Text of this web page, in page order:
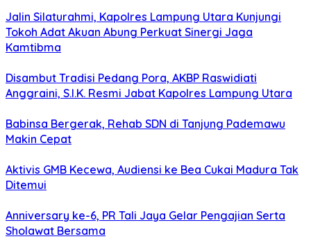
Jalin Silaturahmi, Kapolres Lampung Utara Kunjungi
Tokoh Adat Akuan Abung Perkuat Sinergi Jaga
Kamtibma
Disambut Tradisi Pedang Pora, AKBP Raswidiati
Anggraini, S.I.K. Resmi Jabat Kapolres Lampung Utara
Babinsa Bergerak, Rehab SDN di Tanjung Pademawu
Makin Cepat
Aktivis GMB Kecewa, Audiensi ke Bea Cukai Madura Tak
Ditemui
Anniversary ke-6, PR Tali Jaya Gelar Pengajian Serta
Sholawat Bersama